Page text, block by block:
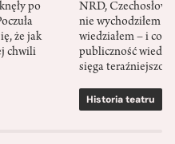
po
że jak
chwili
NRD,
nie wychodziłem
wiedziałem – i co
publiczność
sięga
Historia teatru